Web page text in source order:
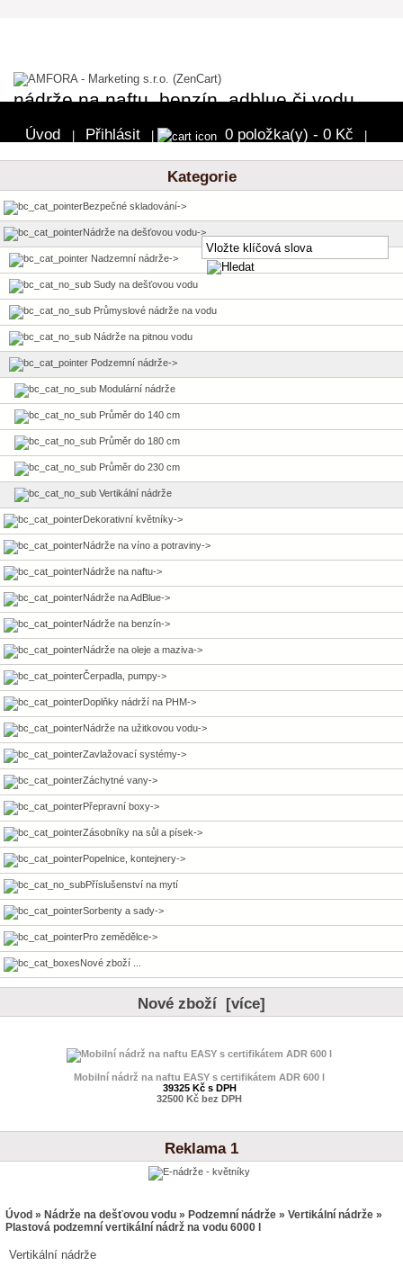
nádrže na naftu, benzín, adblue či vodu
Úvod Přihlásit 0 položka(y) - 0 Kč
Kategorie
Bezpečné skladování->
Nádrže na dešťovou vodu->
Nadzemní nádrže->
Sudy na dešťovou vodu
Průmyslové nádrže na vodu
Nádrže na pitnou vodu
Podzemní nádrže->
Modulární nádrže
Průměr do 140 cm
Průměr do 180 cm
Průměr do 230 cm
Vertikální nádrže
Dekorativní květníky->
Nádrže na víno a potraviny->
Nádrže na naftu->
Nádrže na AdBlue->
Nádrže na benzín->
Nádrže na oleje a maziva->
Čerpadla, pumpy->
Doplňky nádrží na PHM->
Nádrže na užitkovou vodu->
Zavlažovací systémy->
Záchytné vany->
Přepravní boxy->
Zásobníky na sůl a písek->
Popelnice, kontejnery->
Příslušenství na mytí
Sorbenty a sady->
Pro zemědělce->
Nové zboží ...
Nové zboží [více]
Mobilní nádrž na naftu EASY s certifikátem ADR 600 l
39325 Kč s DPH
32500 Kč bez DPH
Reklama 1
Úvod » Nádrže na dešťovou vodu » Podzemní nádrže »Vertikální nádrže »
Plastová podzemní vertikální nádrž na vodu 6000 l
Vertikální nádrže